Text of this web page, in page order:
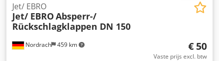
Nordrach 459 km
Jet/ EBRO
Jet/ EBROAbsperr-/
Rückschlagklappen DN 150
€ 50
Vaste prijs excl. btw